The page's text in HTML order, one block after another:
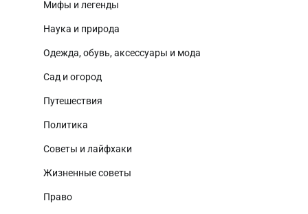
Мифы и легенды
Наука и природа
Одежда, обувь, аксессуары и мода
Сад и огород
Путешествия
Политика
Советы и лайфхаки
Жизненные советы
Право